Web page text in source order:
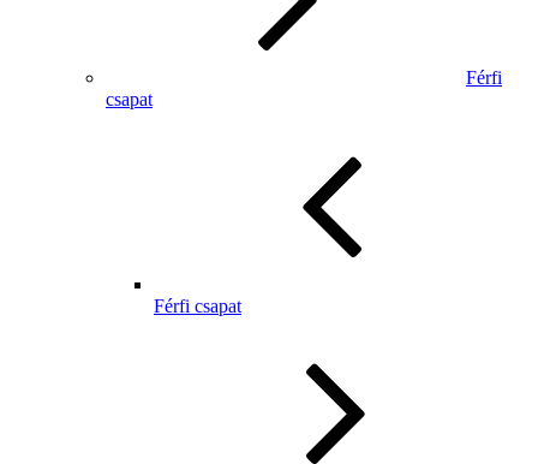
Férfi
csapat
Férfi csapat